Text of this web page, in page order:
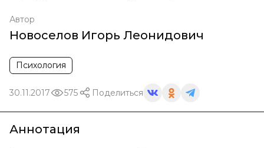
Автор
Новоселов Игорь Леонидович
Психология
30.11.2017 575 Поделиться
Аннотация